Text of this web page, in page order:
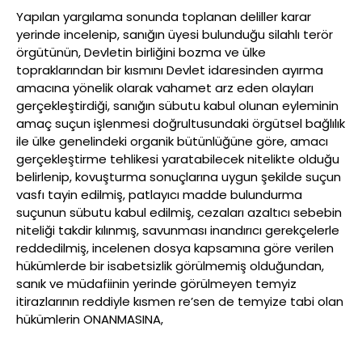
Yapılan yargılama sonunda toplanan deliller karar
yerinde incelenip, sanığın üyesi bulunduğu silahlı terör
örgütünün, Devletin birliğini bozma ve ülke
topraklarından bir kısmını Devlet idaresinden ayırma
amacına yönelik olarak vahamet arz eden olayları
gerçekleştirdiği, sanığın sübutu kabul olunan eyleminin
amaç suçun işlenmesi doğrultusundaki örgütsel bağlılık
ile ülke genelindeki organik bütünlüğüne göre, amacı
gerçekleştirme tehlikesi yaratabilecek nitelikte olduğu
belirlenip, kovuşturma sonuçlarına uygun şekilde suçun
vasfı tayin edilmiş, patlayıcı madde bulundurma
suçunun sübutu kabul edilmiş, cezaları azaltıcı sebebin
niteliği takdir kılınmış, savunması inandırıcı gerekçelerle
reddedilmiş, incelenen dosya kapsamına göre verilen
hükümlerde bir isabetsizlik görülmemiş olduğundan,
sanık ve müdafiinin yerinde görülmeyen temyiz
itirazlarının reddiyle kısmen re’sen de temyize tabi olan
hükümlerin ONANMASINA,